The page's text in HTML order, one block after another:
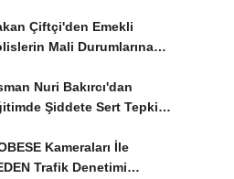
Çiftçi'den Emekli
Mali Durumlarına
Nuri Bakırcı'dan
Şiddete Sert Tepki:
Kameraları İle
Trafik Denetimi